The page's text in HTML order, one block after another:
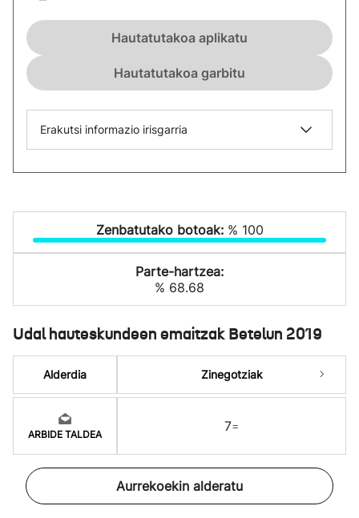
Hautatutakoa aplikatu
Hautatutakoa garbitu
Erakutsi informazio irisgarria
Zenbatutako botoak: % 100
Parte-hartzea:
% 68.68
Udal hauteskundeen emaitzak Betelun 2019
Alderdia
ARBIDE TALDEA
Zinegotziak
7=
Aurrekoekin alderatu